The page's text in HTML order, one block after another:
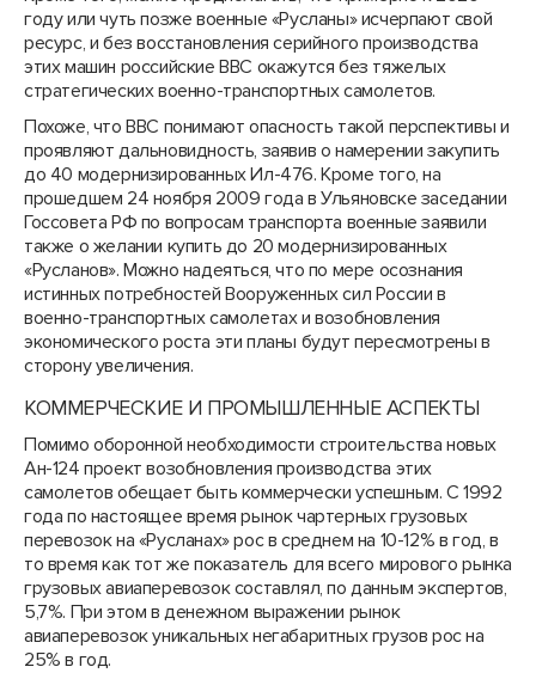
году или чуть позже военные «Русланы» исчерпают свой
ресурс, и без восстановления серийного производства
этих машин российские ВВС окажутся без тяжелых
стратегических военно-транспортных самолетов.
Похоже, что ВВС понимают опасность такой перспективы и
проявляют дальновидность, заявив о намерении закупить
до 40 модернизированных Ил-476. Кроме того, на
прошедшем 24 ноября 2009 года в Ульяновске заседании
Госсовета РФ по вопросам транспорта военные заявили
также о желании купить до 20 модернизированных
«Русланов». Можно надеяться, что по мере осознания
истинных потребностей Вооруженных сил России в
военно-транспортных самолетах и возобновления
экономического роста эти планы будут пересмотрены в
сторону увеличения.
КОММЕРЧЕСКИЕ И ПРОМЫШЛЕННЫЕ АСПЕКТЫ
Помимо оборонной необходимости строительства новых
Ан-124 проект возобновления производства этих
самолетов обещает быть коммерчески успешным. С 1992
года по настоящее время рынок чартерных грузовых
перевозок на «Русланах» рос в среднем на 10-12% в год, в
то время как тот же показатель для всего мирового рынка
грузовых авиаперевозок составлял, по данным экспертов,
5,7%. При этом в денежном выражении рынок
авиаперевозок уникальных негабаритных грузов рос на
25% в год.